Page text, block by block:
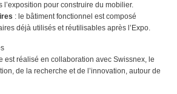
l’exposition pour construire du mobilier.
: le bâtiment fonctionnel est composé
déjà utilisés et réutilisables après l’Expo.
est réalisé en collaboration avec Swissnex, le
de la recherche et de l’innovation, autour de